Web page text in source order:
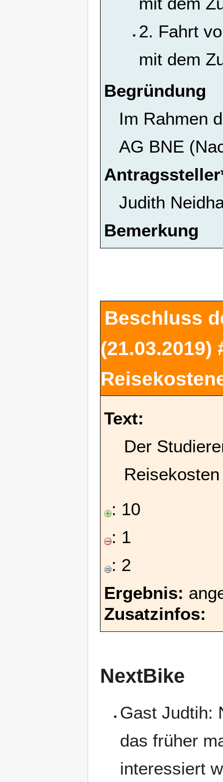
2. Fahrt
mit dem
Begründung
Im Rahmen
AG BNE
Judith
Bemerkung
Beschluss
(21.03.2019)
Text:
Der
: 10
: 1
: 2
Ergebnis:
Zusatzinfos:
NextBike
Gast Judtih:
das früher
interessiert